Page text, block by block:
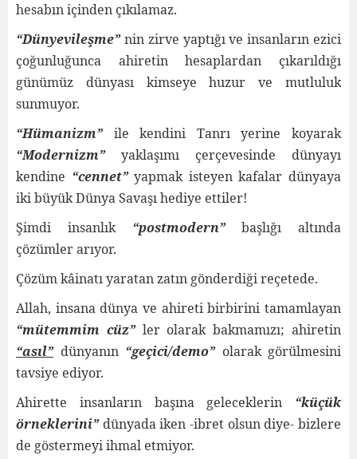
hesabın içinden çıkılamaz.
“Dünyevileşme”nin zirve yaptığı ve insanların ezici
çoğunluğunca ahiretin hesaplardan çıkarıldığı
günümüz dünyası kimseye huzur ve mutluluk
sunmuyor.
“Hümanizm”ile kendini Tanrı yerine koyarak
“Modernizm”yaklaşımı çerçevesinde dünyayı
kendine “cennet”yapmak isteyen kafalar dünyaya
iki büyük Dünya Savaşı hediye ettiler!
Şimdi insanlık “postmodern”başlığı altında
çözümler arıyor.
Çözüm kâinatı yaratan zatın gönderdiği reçetede.
Allah, insana dünya ve ahireti birbirini tamamlayan
“mütemmim cüz”ler olarak bakmamızı; ahiretin
“asıl”dünyanın “geçici/demo”olarak görülmesini
tavsiye ediyor.
Ahirette insanların başına geleceklerin “küçük
örneklerini”dünyada iken -ibret olsun diye- bizlere
de göstermeyi ihmal etmiyor.